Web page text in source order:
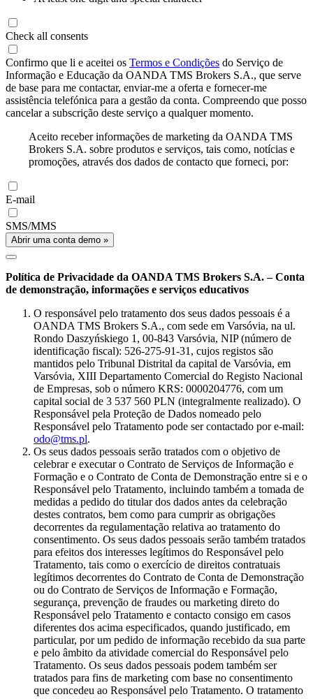
Check all consents
Confirmo que li e aceitei os Termos e Condições do Serviço de
Informação e Educação da OANDA TMS Brokers S.A., que serve
de base para me contactar, enviar-me a oferta e fornecer-me
assistência telefónica para a gestão da conta. Compreendo que posso
cancelar a subscrição deste serviço a qualquer momento.
Aceito receber informações de marketing da OANDA TMS
Brokers S.A. sobre produtos e serviços, tais como, notícias e
promoções, através dos dados de contacto que forneci, por:
E-mail
SMS/MMS
Abrir uma conta demo »
Política de Privacidade da OANDA TMS Brokers S.A. – Conta
de demonstração, informações e serviços educativos
O responsável pelo tratamento dos seus dados pessoais é a
OANDA TMS Brokers S.A., com sede em Varsóvia, na ul.
Rondo Daszyńskiego 1, 00-843 Varsóvia, NIP (número de
identificação fiscal): 526-275-91-31, cujos registos são
mantidos pelo Tribunal Distrital da capital de Varsóvia, em
Varsóvia, XIII Departamento Comercial do Registo Nacional
de Empresas, sob o número KRS: 0000204776, com um
capital social de 3 537 560 PLN (integralmente realizado). O
Responsável pela Proteção de Dados nomeado pelo
Responsável pelo Tratamento pode ser contactado por e-mail:
odo@tms.pl.
Os seus dados pessoais serão tratados com o objetivo de
celebrar e executar o Contrato de Serviços de Informação e
Formação e o Contrato de Conta de Demonstração entre si e o
Responsável pelo Tratamento, incluindo também a tomada de
medidas a pedido do titular dos dados antes da celebração
destes contratos, bem como para cumprir as obrigações
decorrentes da regulamentação relativa ao tratamento do
consentimento. Os seus dados pessoais serão também tratados
para efeitos dos interesses legítimos do Responsável pelo
Tratamento, tais como o exercício de direitos contratuais
legítimos decorrentes do Contrato de Conta de Demonstração
ou do Contrato de Serviços de Informação e Formação,
segurança, prevenção de fraudes ou marketing direto do
Responsável pelo Tratamento e contacto consigo em casos
diferentes dos acima especificados, quando justificado, em
particular, por um pedido de informação recebido da sua parte
e pelo âmbito da atividade comercial do Responsável pelo
Tratamento. Os seus dados pessoais podem também ser
tratados para fins de marketing com base no consentimento
que concedeu ao Responsável pelo Tratamento. O tratamento